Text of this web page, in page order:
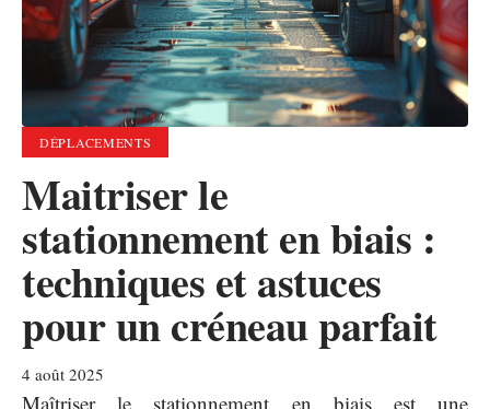
DÉPLACEMENTS
Maitriser le
stationnement en biais :
techniques et astuces
pour un créneau parfait
4 août 2025
Maîtriser le stationnement en biais est une